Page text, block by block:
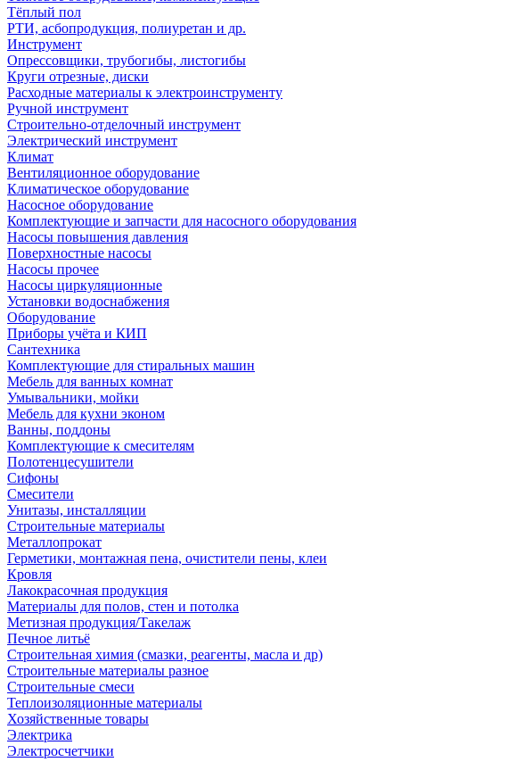
Тёплый пол
РТИ, асбопродукция, полиуретан и др.
Инструмент
Опрессовщики, трубогибы, листогибы
Круги отрезные, диски
Расходные материалы к электроинструменту
Ручной инструмент
Строительно-отделочный инструмент
Электрический инструмент
Климат
Вентиляционное оборудование
Климатическое оборудование
Насосное оборудование
Комплектующие и запчасти для насосного оборудования
Насосы повышения давления
Поверхностные насосы
Насосы прочее
Насосы циркуляционные
Установки водоснабжения
Оборудование
Приборы учёта и КИП
Сантехника
Комплектующие для стиральных машин
Мебель для ванных комнат
Умывальники, мойки
Мебель для кухни эконом
Ванны, поддоны
Комплектующие к смесителям
Полотенцесушители
Сифоны
Смесители
Унитазы, инсталляции
Строительные материалы
Металлопрокат
Герметики, монтажная пена, очистители пены, клеи
Кровля
Лакокрасочная продукция
Материалы для полов, стен и потолка
Метизная продукция/Такелаж
Печное литьё
Строительная химия (смазки, реагенты, масла и др)
Строительные материалы разное
Строительные смеси
Теплоизоляционные материалы
Хозяйственные товары
Электрика
Электросчетчики